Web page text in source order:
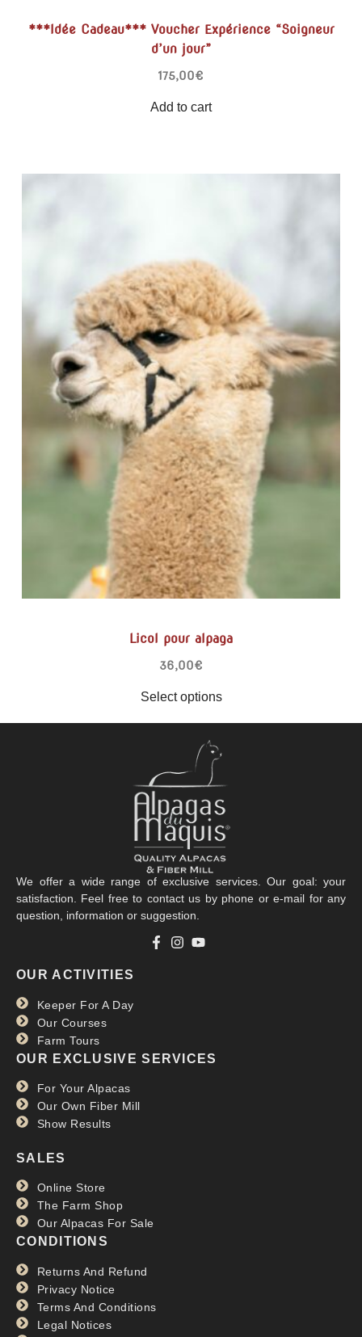
***Idée Cadeau*** Voucher Expérience “Soigneur
d’un jour”
175,00€
Add to cart
Licol pour alpaga
36,00€
Select options
We offer a wide range of exclusive services. Our goal: your
satisfaction. Feel free to contact us by phone or e-mail for any
question, information or suggestion.
OUR ACTIVITIES
Keeper For A Day
Our Courses
Farm Tours
OUR EXCLUSIVE SERVICES
For Your Alpacas
Our Own Fiber Mill
Show Results
SALES
Online Store
The Farm Shop
Our Alpacas For Sale
CONDITIONS
Returns And Refund
Privacy Notice
Terms And Conditions
Legal Notices